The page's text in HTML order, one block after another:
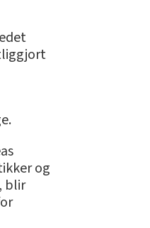
og
blir